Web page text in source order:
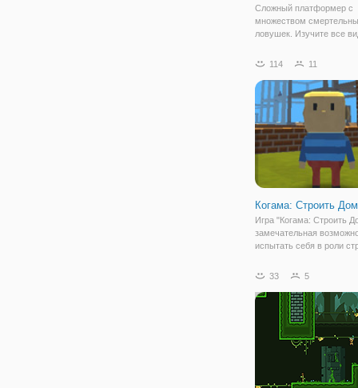
Сложный платформер с
множеством
ловушек. Изучите все
таких как скалолазание
ящиков, чтобы очистить
препятствия на своем
114 11
Когама: Строить
Игра "Когама: Строить
замечательная
испытать себя в роли
страну построек. Вы
персонажем Когама,
может бегать, прыгать и
33 5